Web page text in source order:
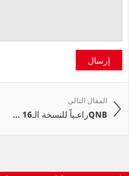
إرسال
المقال التالي
QNBراعـياً للنسخة الـ16 ...